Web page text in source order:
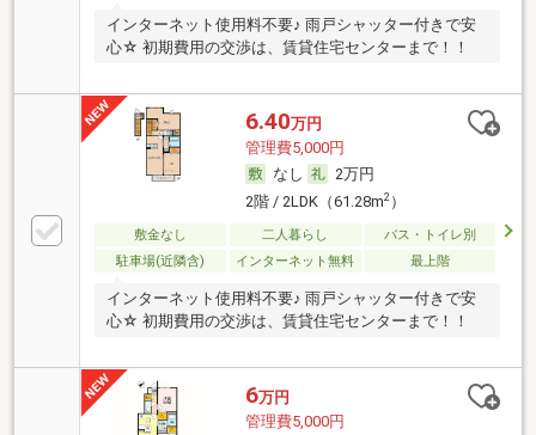
インターネット使用料不要♪ 雨戸シャッター付きで安
心☆ 初期費用の交渉は、賃貸住宅センターまで！！
6.40万円
管理費5,000円
なし
2万円
2階 / 2LDK（61.28m2）
敷金なし 二人暮らし
バス・トイレ別
駐車場(近隣含)
インターネット無料 最上階
インターネット使用料不要♪ 雨戸シャッター付きで安
心☆ 初期費用の交渉は、賃貸住宅センターまで！！
6万円
管理費5,000円